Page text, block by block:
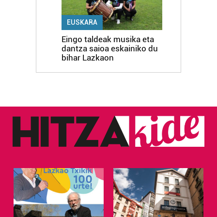
EUSKARA
Eingo taldeak musika eta
dantza saioa eskainiko du
bihar Lazkaon